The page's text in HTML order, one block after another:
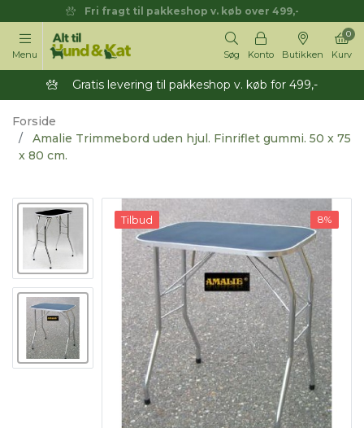
Fri fragt til pakkeshop v. køb over 499,-
Menu Søg Konto Butikken Kurv
0
Gratis levering til pakkeshop v. køb for 499,-
Forside
Amalie Trimmebord uden hjul. Finriflet gummi. 50 x 75
x 80 cm.
Tilbud 8%